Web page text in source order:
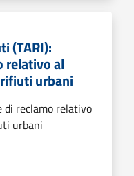
(TARI):
relativo al
urbani
di reclamo relativo
urbani